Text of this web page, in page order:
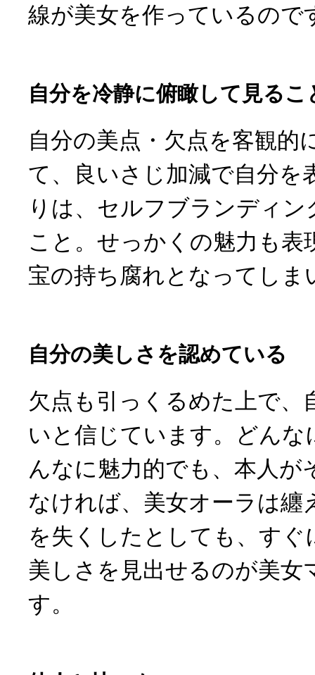
線が美女を作っているので
自分を冷静に俯瞰して見る
自分の美点・欠点を客観的
て、良いさじ加減で自分を
りは、セルフブランディ
こと。せっかくの魅力も表
宝の持ち腐れとなってしま
自分の美しさを認めている
欠点も引っくるめた上で、
いと信じています。どんな
んなに魅力的でも、本人が
なければ、美女オーラは纏
を失くしたとしても、すぐ
美しさを見出せるのが美女
す。